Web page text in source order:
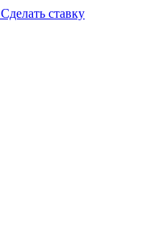
Сделать ставку